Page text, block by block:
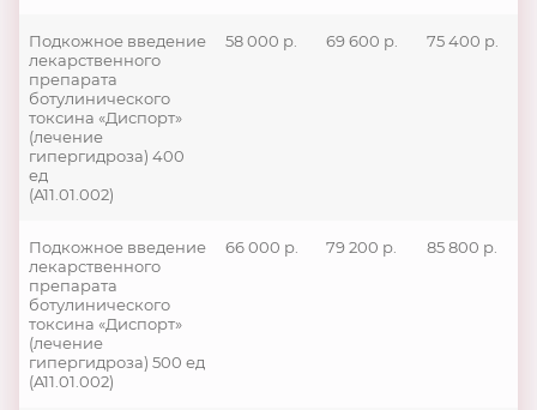
Подкожное введение
лекарственного
препарата
ботулинического
токсина «Диспорт»
(лечение
гипергидроза) 400
ед
(A11.01.002)
58 000 р. 69 600 р. 75 400 р.
Подкожное введение
лекарственного
препарата
ботулинического
токсина «Диспорт»
(лечение
гипергидроза) 500 ед
(A11.01.002)
66 000 р. 79 200 р. 85 800 р.